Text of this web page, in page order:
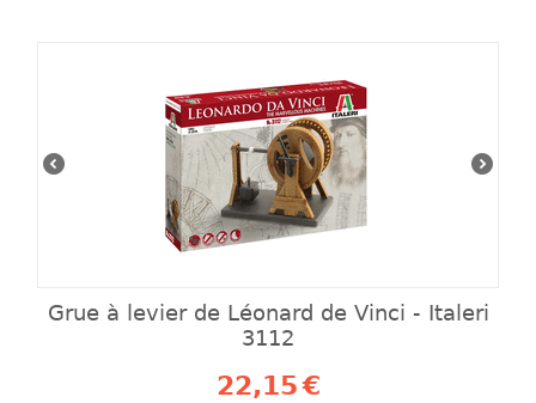
Grue à levier de Léonard de Vinci - Italeri
3112
22,15€